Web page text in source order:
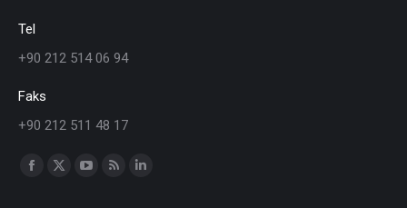
Tel
+90 212 514 06 94
Faks
+90 212 511 48 17
Find us on: